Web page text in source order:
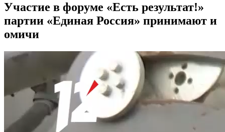
Участие в форуме «Есть результат!»
партии «Единая Россия» принимают и
омичи